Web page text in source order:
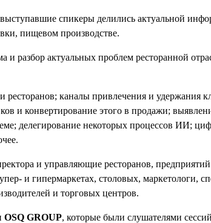
спикеры делились актуальной
пищевом производстве.
разбор актуальных проблем ресторанной
каналы привлечения и удержания
и конвертирование этого в продажи;
делегирование некоторых процессов ИИ;
и управляющие ресторанов,
и гипермаркетах, столовых, маркетологи,
и торговых центров.
OSQ GROUP, которые были слушателями